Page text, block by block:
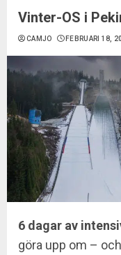
Vinter-OS i
CAMJO FEBRUARI 18,
6 dagar av
göra upp om –